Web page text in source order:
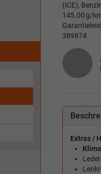
(ICE),
145.00 g/
389874
Extras /